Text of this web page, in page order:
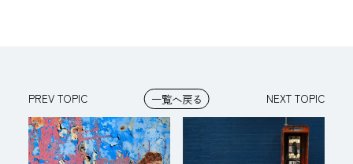
PREV TOPIC 一覧へ戻る NEXT TOPIC